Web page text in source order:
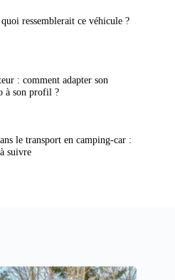
ressemblerait ce véhicule ?
: comment adapter son
à son profil ?
le transport en camping-car :
suivre